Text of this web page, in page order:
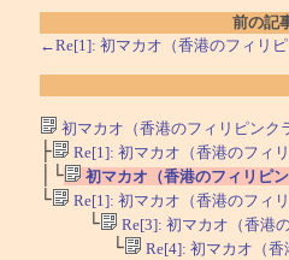
前の記
←Re[1]: 初マカオ（香港のフィリ
初マカオ（香港のフィリピンク
├ Re[1]: 初マカオ（香港のフィ
│└ 初マカオ（香港のフィリピン
└ Re[1]: 初マカオ（香港のフィ
└ Re[3]: 初マカオ（香港
└ Re[4]: 初マカオ（